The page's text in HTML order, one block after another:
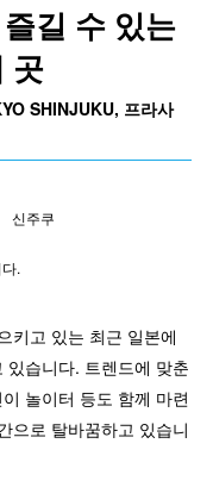
길 수 있는
곳
SHINJUKU, 프라사
신주쿠
.
키고 있는 최근 일본에
습니다. 트렌드에 맞춘
놀이터 등도 함께 마련
으로 탈바꿈하고 있습니